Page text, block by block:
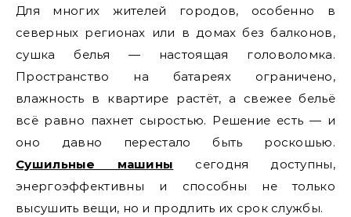
Для многих жителей городов, особенно в
северных регионах или в домах без балконов,
сушка белья — настоящая головоломка.
Пространство на батареях ограничено,
влажность в квартире растёт, а свежее бельё
всё равно пахнет сыростью. Решение есть — и
оно давно перестало быть роскошью.
Сушильные машины сегодня доступны,
энергоэффективны и способны не только
высушить вещи, но и продлить их срок службы.